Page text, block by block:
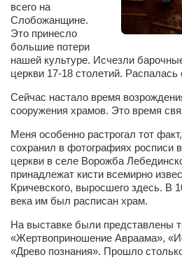
Оксана Скоробагатская
Александра Скорук
Евгений Полюхович
Бизнес-партнёры
Врач
городская
Тенториум -центр
всего на
Слобожанщине.
Это принесло
большие потери
нашей культуре. Исчезли
церкви 17-18 столетий. Распалась
Сейчас настало время
сооружения храмов. Это время
Меня особенно растрогал тот
сохранил в фотографиях росписи
церкви в селе Ворожба
принадлежат кисти всемирно
Кричевского, выросшего здесь. В
века им был расписан храм.
На выставке были представлены
«Жертвоприношение Авраама»,
«Древо познания». Прошло